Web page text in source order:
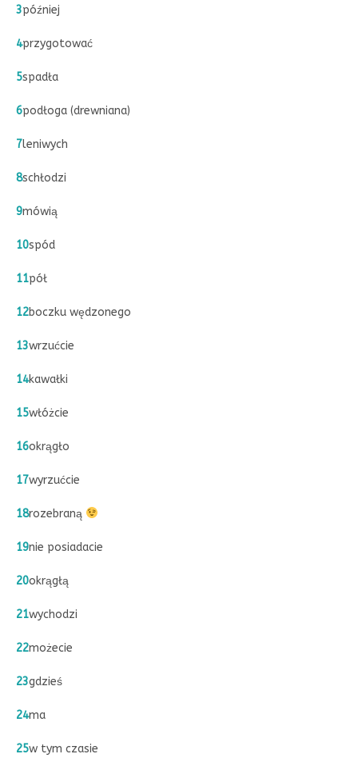
3później
4przygotować
5spadła
6podłoga (drewniana)
7leniwych
8schłodzi
9mówią
10spód
11pół
12boczku wędzonego
13wrzućcie
14kawałki
15włóżcie
16okrągło
17wyrzućcie
18rozebraną
19nie posiadacie
20okrągłą
21wychodzi
22możecie
23gdzieś
24ma
25w tym czasie